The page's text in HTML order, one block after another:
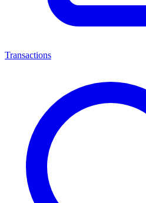
Transactions